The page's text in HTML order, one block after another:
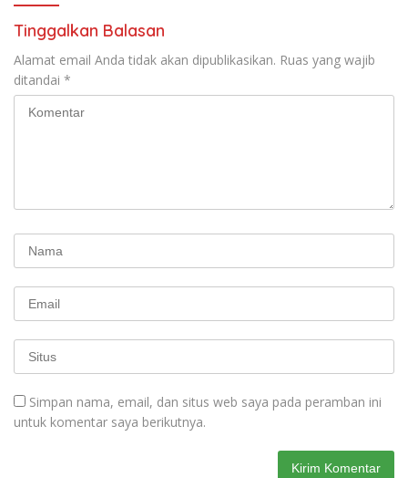
Tinggalkan Balasan
Alamat email Anda tidak akan dipublikasikan. Ruas yang wajib
ditandai *
Simpan nama, email, dan situs web saya pada peramban ini
untuk komentar saya berikutnya.